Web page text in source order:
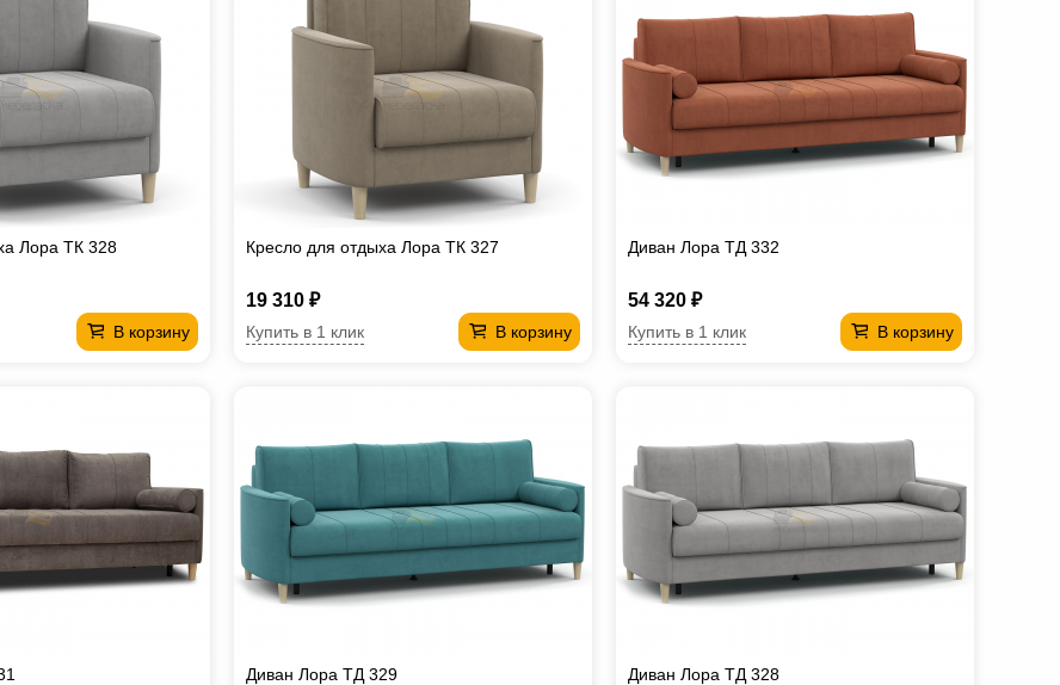
Лора ТК 328
В корзину
Кресло для отдыха Лора ТК 327
19 310 ₽
В корзину
Купить в 1 клик
Диван Лора ТД 332
54 320 ₽
В корзину
Купить в 1 клик
Диван Лора ТД 329 Диван Лора ТД 328